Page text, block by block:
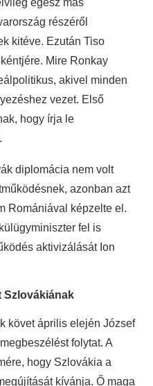
egész más
részéről
kitéve. Ezután Tiso
Mire Ronkay
akivel minden
vezet. Első
hogy írja le
diplomácia nem volt
azonban azt
Romániával képzelte el.
fel is
aktivizálását Ion
Szlovákiának
követ április elején József
folytat. A
hogy Szlovákia a
kívánja. Ő maga